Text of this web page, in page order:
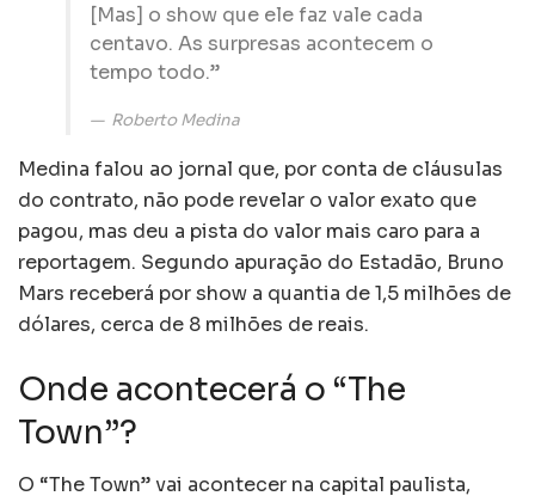
[Mas] o show que ele faz vale cada
centavo. As surpresas acontecem o
tempo todo.”
Roberto Medina
Medina falou ao jornal que, por conta de cláusulas
do contrato, não pode revelar o valor exato que
pagou, mas deu a pista do valor mais caro para a
reportagem. Segundo apuração do Estadão, Bruno
Mars receberá por show a quantia de 1,5 milhões de
dólares, cerca de 8 milhões de reais.
Onde acontecerá o “The
Town”?
O “The Town” vai acontecer na capital paulista,